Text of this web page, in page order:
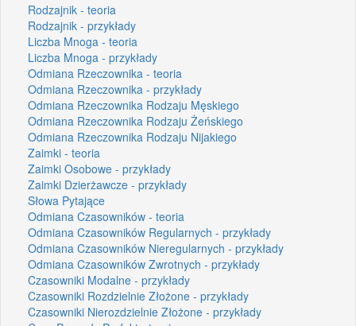
Rodzajnik - teoria
Rodzajnik - przykłady
Liczba Mnoga - teoria
Liczba Mnoga - przykłady
Odmiana Rzeczownika - teoria
Odmiana Rzeczownika - przykłady
Odmiana Rzeczownika Rodzaju Męskiego
Odmiana Rzeczownika Rodzaju Żeńskiego
Odmiana Rzeczownika Rodzaju Nijakiego
Zaimki - teoria
Zaimki Osobowe - przykłady
Zaimki Dzierżawcze - przykłady
Słowa Pytające
Odmiana Czasowników - teoria
Odmiana Czasowników Regularnych - przykłady
Odmiana Czasowników Nieregularnych - przykłady
Odmiana Czasowników Zwrotnych - przykłady
Czasowniki Modalne - przykłady
Czasowniki Rozdzielnie Złożone - przykłady
Czasowniki Nierozdzielnie Złożone - przykłady